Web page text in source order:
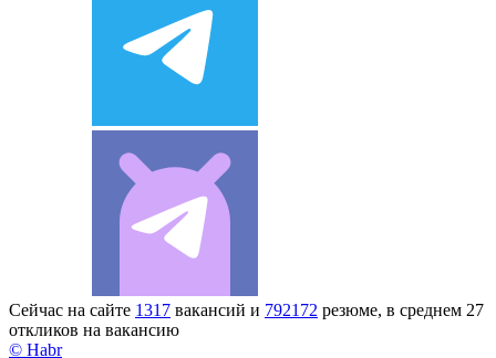
Сейчас на сайте 1317 вакансий и 792172 резюме, в среднем 27
откликов на вакансию
© Habr